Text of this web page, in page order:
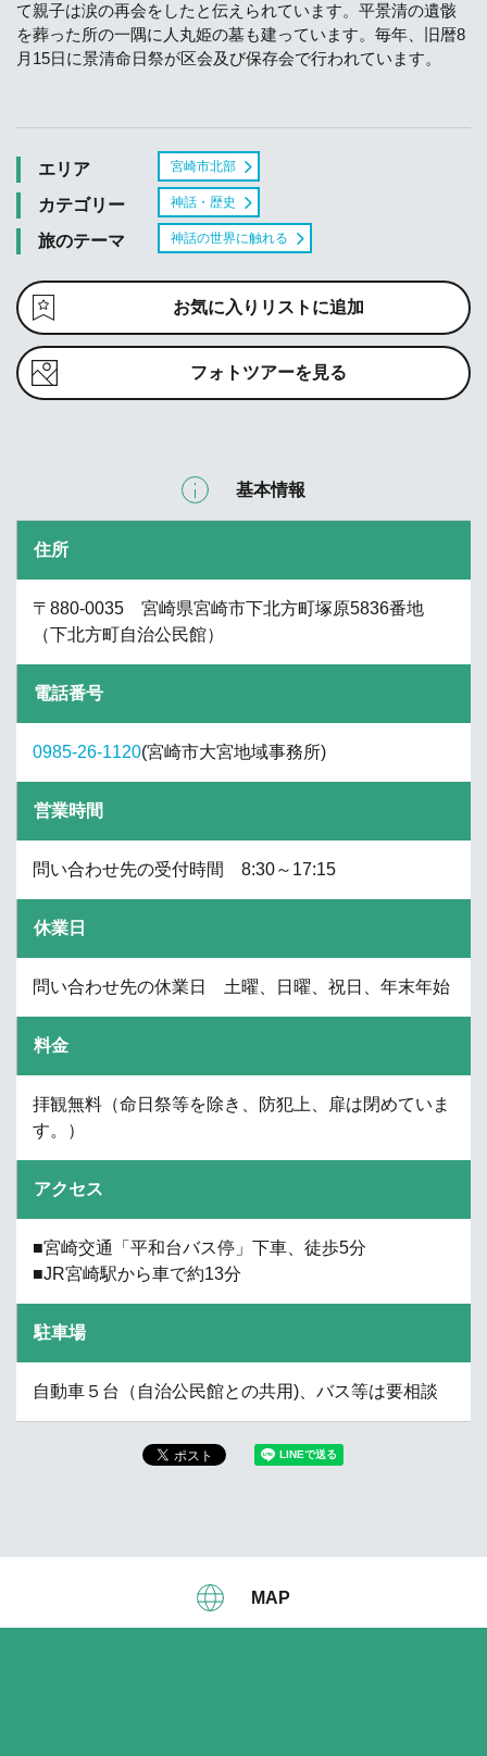
て親子は涙の再会をしたと伝えられています。平景清の遺骸
を葬った所の一隅に人丸姫の墓も建っています。毎年、旧暦8
月15日に景清命日祭が区会及び保存会で行われています。
エリア 宮崎市北部
カテゴリー 神話・歴史
旅のテーマ 神話の世界に触れる
お気に入りリストに追加
フォトツアーを見る
基本情報
住所
〒880-0035 宮崎県宮崎市下北方町塚原5836番地
（下北方町自治公民館）
電話番号
0985-26-1120(宮崎市大宮地域事務所)
営業時間
問い合わせ先の受付時間 8:30～17:15
休業日
問い合わせ先の休業日 土曜、日曜、祝日、年末年始
料金
拝観無料（命日祭等を除き、防犯上、扉は閉めていま
す。）
アクセス
■宮崎交通「平和台バス停」下車、徒歩5分
■JR宮崎駅から車で約13分
駐車場
自動車５台（自治公民館との共用)、バス等は要相談
MAP